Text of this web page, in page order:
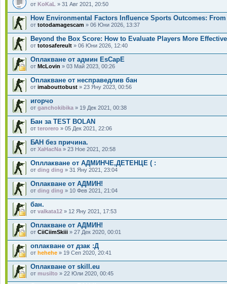
от KoKaL » 31 Авг 2021, 20:50
How Environmental Factors Influence Sports Outcomes:
от totodamagescam » 06 Юни 2026, 13:37
Beyond the Box Score: How to Evaluate Players More Effective
от totosafereult » 06 Юни 2026, 12:40
Оплакване от админ EsCapE
от McLovin » 03 Май 2023, 00:26
Оплакване от несправедлив бан
от imabouttobust » 23 Яну 2023, 00:56
игорчо
от ganchokibika » 19 Дек 2021, 00:38
Бан за TEST BOLAN
от terorero » 05 Дек 2021, 22:06
БАН без причина.
от XaHacNa » 23 Ное 2021, 20:58
Опллакване от АДМИНЧЕ,ДЕТЕНЦЕ ( :
от ding ding » 31 Яну 2021, 23:04
Оплакване от АДМИН!
от ding ding » 10 Фев 2021, 21:04
бан.
от valkata12 » 12 Яну 2021, 17:53
Оплакване от АДМИН!
от CiiCiimSkiii » 27 Дек 2020, 00:01
оплакване от дзак :Д
от hehehe » 19 Сеп 2020, 20:41
Оплакване от skill.eu
от musilto » 22 Юли 2020, 00:45